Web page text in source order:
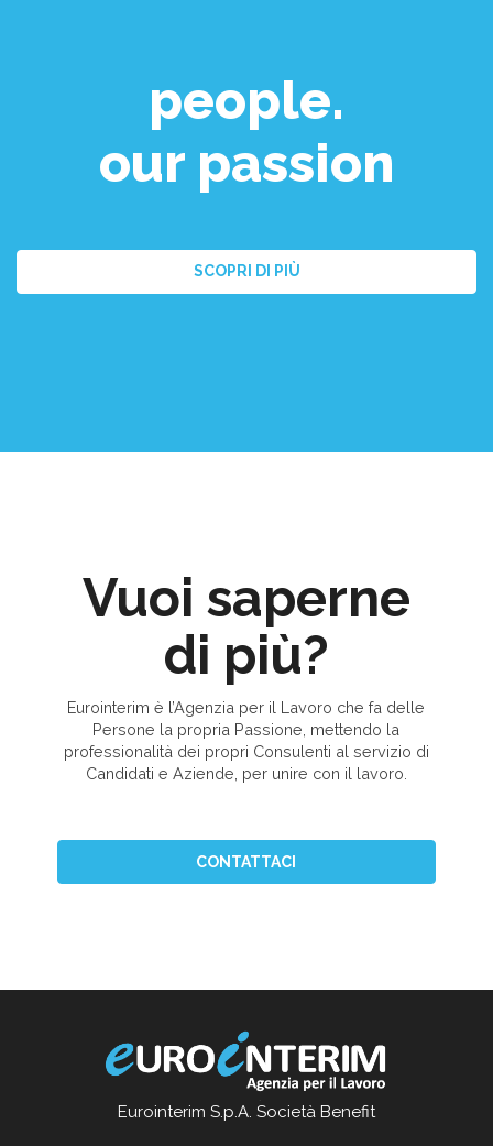
people.
our passion
SCOPRI DI PIÙ
Vuoi saperne
di più?
Eurointerim è l’Agenzia per il Lavoro che fa delle
Persone la propria Passione, mettendo la
professionalità dei propri Consulenti al servizio di
Candidati e Aziende, per unire con il lavoro.
CONTATTACI
Eurointerim S.p.A. Società Benefit